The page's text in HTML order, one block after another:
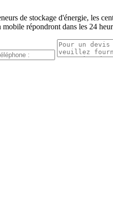
de stockage d'énergie, les
répondront dans les 24